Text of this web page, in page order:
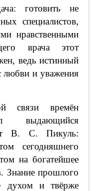
готовить не
специалистов,
нравственными
врача этот
ведь истинный
любви и уважения
связи времён
выдающийся
В. С. Пикуль:
сегодняшнего
на богатейшее
Знание прошлого
духом и твёрже